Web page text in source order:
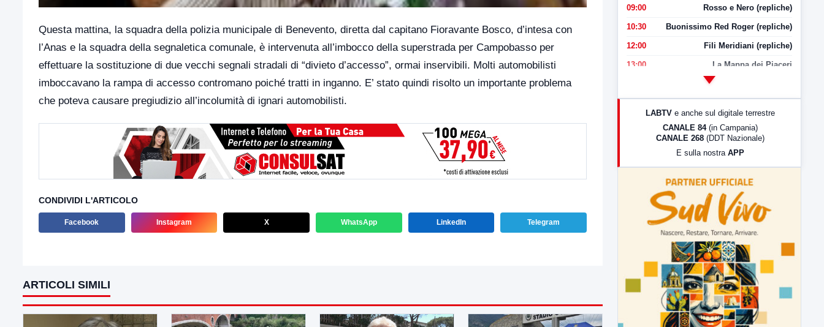
Questa mattina, la squadra della polizia municipale di Benevento, diretta dal capitano Fioravante Bosco, d’intesa con
l’Anas e la squadra della segnaletica comunale, è intervenuta all’imbocco della superstrada per Campobasso per
effettuare la sostituzione di due vecchi segnali stradali di “divieto d’accesso”, ormai inservibili. Molti automobilisti
imboccavano la rampa di accesso contromano poiché tratti in inganno. E’ stato quindi risolto un importante problema
che poteva causare pregiudizio all’incolumità di ignari automobilisti.
CONDIVIDI L'ARTICOLO
Facebook Instagram X WhatsApp LinkedIn Telegram
ARTICOLI SIMILI
09:00 Rosso e Nero (repliche)
10:30 Buonissimo Red Roger (repliche)
12:00 Fili Meridiani (repliche)
13:00 La Mappa dei Piaceri
LabNews (Diretta)
LabNews (replica)
LABTV e anche sul digitale terrestre
CANALE 84 (in Campania)
CANALE 268 (DDT Nazionale)
E sulla nostra APP